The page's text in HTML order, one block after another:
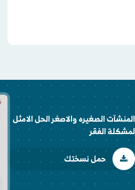
المنشآت الصغيره والاصغر الحل الامثل
لمشكلة الفقر
حمل نسختك